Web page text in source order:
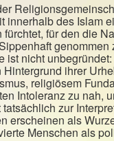
innerhalb des Islam
für den die
nicht
ihrer
religiösem
Intoleranz zu nah,
zur
erscheinen als
Menschen als